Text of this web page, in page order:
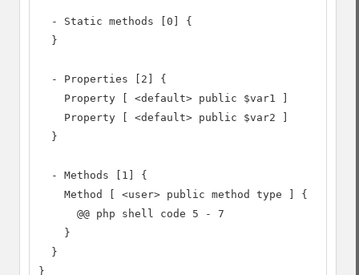
  - Static methods [0] {
  }
  - Properties [2] {
    Property [ <default> public $var1 ]
    Property [ <default> public $var2 ]
  }
  - Methods [1] {
    Method [ <user> public method type ] {
      @@ php shell code 5 - 7
    }
  }
}